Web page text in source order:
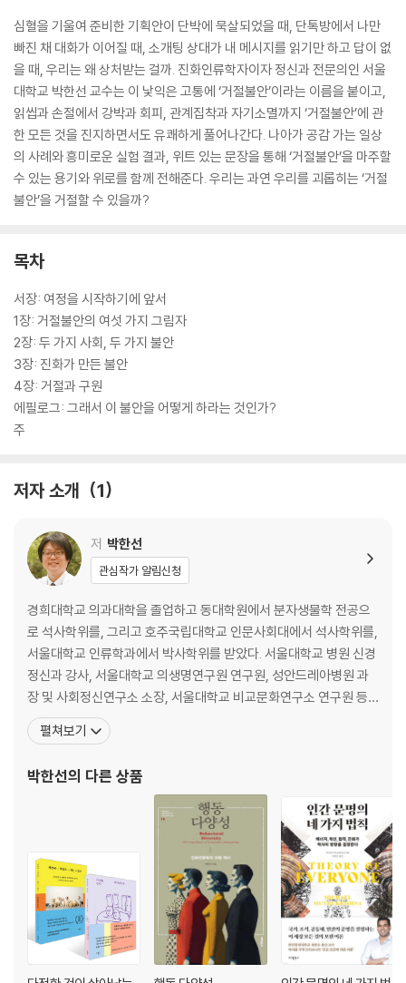
심혈을 기울여 준비한 기획안이 단박에 묵살되었을 때, 단톡방에서 나만
빠진 채 대화가 이어질 때, 소개팅 상대가 내 메시지를 읽기만 하고 답이 없
을 때, 우리는 왜 상처받는 걸까. 진화인류학자이자 정신과 전문의인 서울
대학교 박한선 교수는 이 낯익은 고통에 ‘거절불안’이라는 이름을 붙이고,
읽씹과 손절에서 강박과 회피, 관계집착과 자기소멸까지 ‘거절불안’에 관
한 모든 것을 진지하면서도 유쾌하게 풀어나간다. 나아가 공감 가는 일상
의 사례와 흥미로운 실험 결과, 위트 있는 문장을 통해 ‘거절불안’을 마주할
수 있는 용기와 위로를 함께 전해준다. 우리는 과연 우리를 괴롭히는 ‘거절
불안’을 거절할 수 있을까?
목차
서장: 여정을 시작하기에 앞서
1장: 거절불안의 여섯 가지 그림자
2장: 두 가지 사회, 두 가지 불안
3장: 진화가 만든 불안
4장: 거절과 구원
에필로그: 그래서 이 불안을 어떻게 하라는 것인가?
주
저자 소개 1
저 박한선
관심작가 알림신청
경희대학교 의과대학을 졸업하고 동대학원에서 분자생물학 전공으
로 석사학위를, 그리고 호주국립대학교 인문사회대에서 석사학위를,
서울대학교 인류학과에서 박사학위를 받았다. 서울대학교 병원 신경
정신과 강사, 서울대학교 의생명연구원 연구원, 성안드레아병원 과
장 및 사회정신연구소 소장, 서울대학교 비교문화연구소 연구원 등
을 지냈다. 현재 서울대학교 인류학과 조교수로 재직하고 있다. 저서
『내가 우울한 건 다 오스트랄로피테쿠스때문이야』, 『마음으로부터
강』, 『감염병 인류』, 『단 하나의 이론』, 『통합과 번영의 환상도시
펼쳐보기
박한선의 다른 상품